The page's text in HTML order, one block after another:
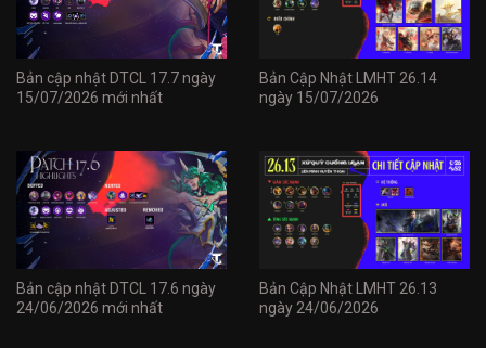
Bản cập nhật DTCL 17.7 ngày
15/07/2026 mới nhất
Bản Cập Nhật LMHT 26.14
ngày 15/07/2026
Bản cập nhật DTCL 17.6 ngày
24/06/2026 mới nhất
Bản Cập Nhật LMHT 26.13
ngày 24/06/2026